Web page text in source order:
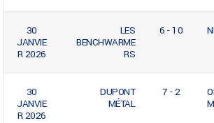
30
JANVIE
R 2026
LES
BENCHWARME
RS
6 - 10
30
JANVIE
R 2026
DUPONT
MÉTAL
7 - 2